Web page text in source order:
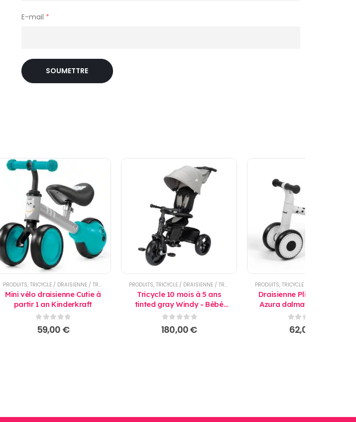
E-mail *
PRODUITS, TRICYCLE / DRAISIENNE / TROTTINETTE
Mini vélo draisienne Cutie à
partir 1 an Kinderkraft
0sur 5
59,00 €
PRODUITS, TRICYCLE / DRAISIENNE / TROTTINETTE
Tricycle 10 mois à 5 ans
tinted gray Windy - Bébé
Confort
0sur 5
180,00€
PRODUITS,TRICYCLE / DRAISIENNE / TROTTINETTE
Draisienne Pliable 1 - 3 ans
Azura dalmatien - Baninni
0sur 5
62,00